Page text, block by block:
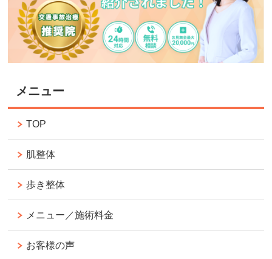
メニュー
TOP
肌整体
歩き整体
メニュー／施術料金
お客様の声